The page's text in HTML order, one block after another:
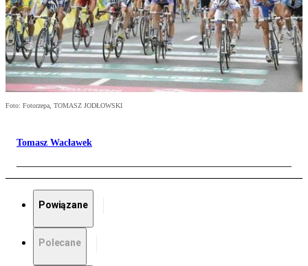
Foto: Fotorzepa, TOMASZ JODŁOWSKI
Tomasz Wacławek
Powiązane
Polecane